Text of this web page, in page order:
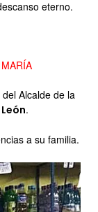
eterno.
Alcalde de la
.
a su familia.